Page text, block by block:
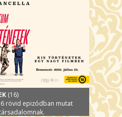
(16)
rövid epizódban mutat